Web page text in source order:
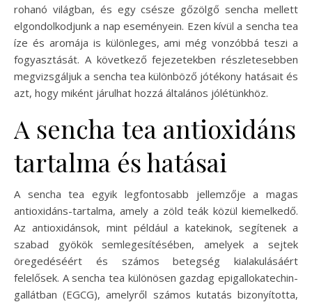
rohanó világban, és egy csésze gőzölgő sencha mellett
elgondolkodjunk a nap eseményein. Ezen kívül a sencha tea
íze és aromája is különleges, ami még vonzóbbá teszi a
fogyasztását. A következő fejezetekben részletesebben
megvizsgáljuk a sencha tea különböző jótékony hatásait és
azt, hogy miként járulhat hozzá általános jólétünkhöz.
A sencha tea antioxidáns
tartalma és hatásai
A sencha tea egyik legfontosabb jellemzője a magas
antioxidáns-tartalma, amely a zöld teák közül kiemelkedő.
Az antioxidánsok, mint például a katekinok, segítenek a
szabad gyökök semlegesítésében, amelyek a sejtek
öregedéséért és számos betegség kialakulásáért
felelősek. A sencha tea különösen gazdag epigallokatechin-
gallátban (EGCG), amelyről számos kutatás bizonyította,